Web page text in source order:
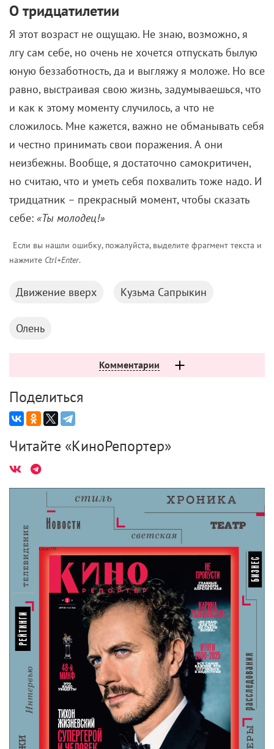
О тридцатилетии
Я этот возраст не ощущаю. Не знаю, возможно, я
лгу сам себе, но очень не хочется отпускать былую
юную беззаботность, да и выгляжу я моложе. Но все
равно, выстраивая свою жизнь, задумываешься, что
и как к этому моменту случилось, а что не
сложилось. Мне кажется, важно не обманывать себя
и честно принимать свои поражения. А они
неизбежны. Вообще, я достаточно самокритичен,
но считаю, что и уметь себя похвалить тоже надо. И
тридцатник – прекрасный момент, чтобы сказать
себе: «Ты молодец!»
Если вы нашли ошибку, пожалуйста, выделите фрагмент текста и
нажмите Ctrl+Enter.
Движение вверх Кузьма Сапрыкин
Олень
Комментарии
Поделиться
Читайте «КиноРепортер»